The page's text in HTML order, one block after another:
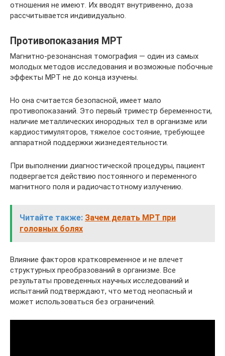
отношения не имеют. Их вводят внутривенно, доза
рассчитывается индивидуально.
Противопоказания МРТ
Магнитно-резонансная томография — один из самых
молодых методов исследования и возможные побочные
эффекты МРТ не до конца изучены.
Но она считается безопасной, имеет мало
противопоказаний. Это первый триместр беременности,
наличие металлических инородных тел в организме или
кардиостимуляторов, тяжелое состояние, требующее
аппаратной поддержки жизнедеятельности.
При выполнении диагностической процедуры, пациент
подвергается действию постоянного и переменного
магнитного поля и радиочастотному излучению.
Читайте также: Зачем делать МРТ при
головных болях
Влияние факторов кратковременное и не влечет
структурных преобразований в организме. Все
результаты проведенных научных исследований и
испытаний подтверждают, что метод неопасный и
может использоваться без ограничений.